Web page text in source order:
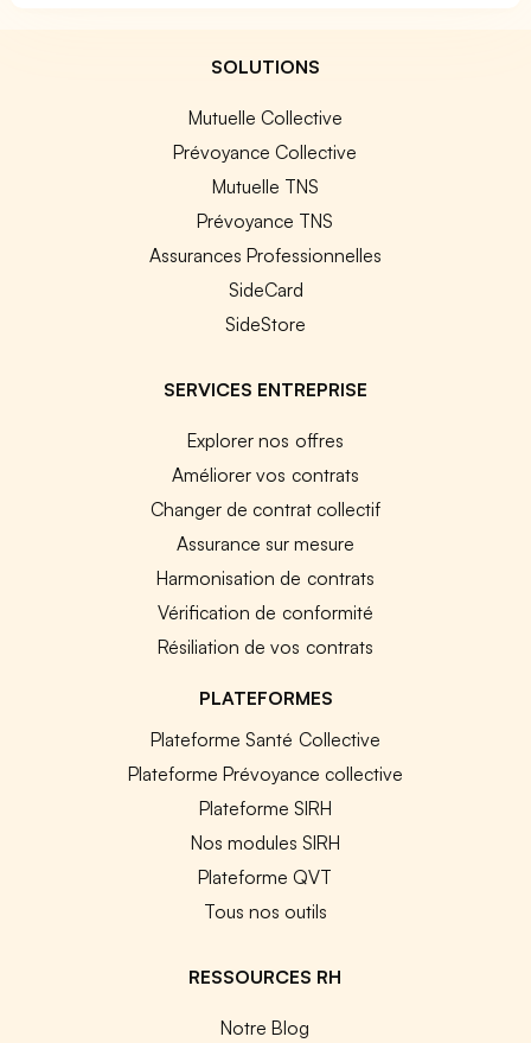
SOLUTIONS
Mutuelle Collective
Prévoyance Collective
Mutuelle TNS
Prévoyance TNS
Assurances Professionnelles
SideCard
SideStore
SERVICES ENTREPRISE
Explorer nos offres
Améliorer vos contrats
Changer de contrat collectif
Assurance sur mesure
Harmonisation de contrats
Vérification de conformité
Résiliation de vos contrats
PLATEFORMES
Plateforme Santé Collective
Plateforme Prévoyance collective
Plateforme SIRH
Nos modules SIRH
Plateforme QVT
Tous nos outils
RESSOURCES RH
Notre Blog